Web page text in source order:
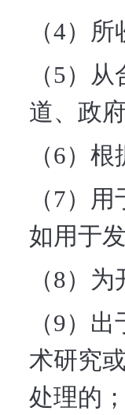
（4）
（5）
道、政
（6）
（7）
如用于
（8）
（9）
术研究
处理的；